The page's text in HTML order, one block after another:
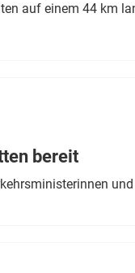
auf einem 44 km
bereit